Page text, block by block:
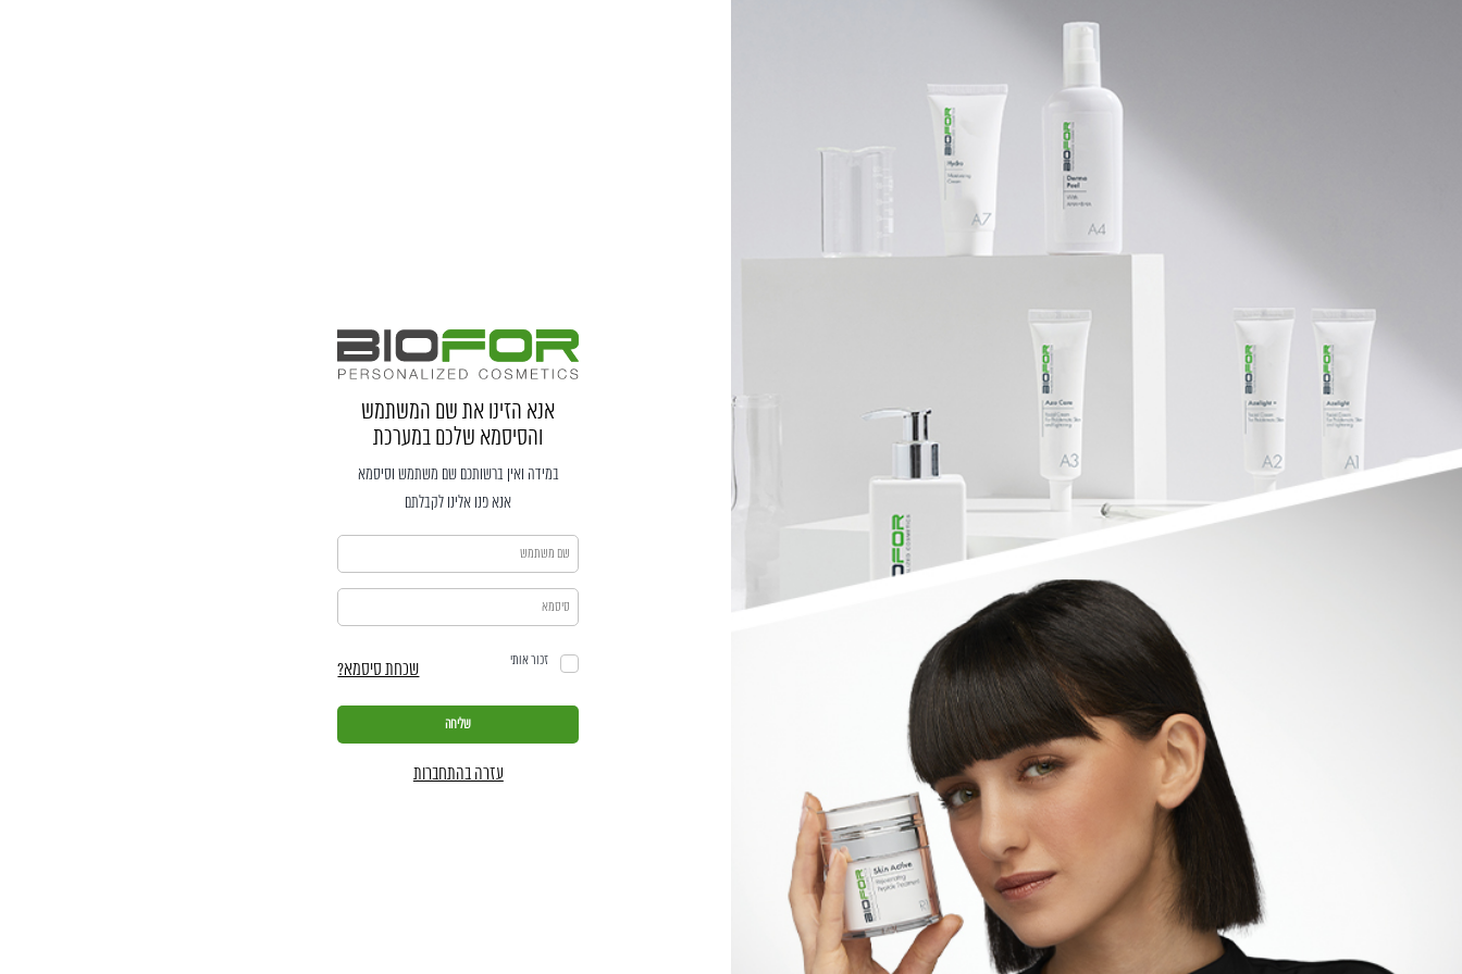
אנא הזינו את שם המשתמש
והסיסמא שלכם במערכת
במידה ואין ברשותכם שם משתמש וסיסמא
אנא פנו אלינו לקבלתם
זכור אותי שכחת סיסמא?
עזרה בהתחברות